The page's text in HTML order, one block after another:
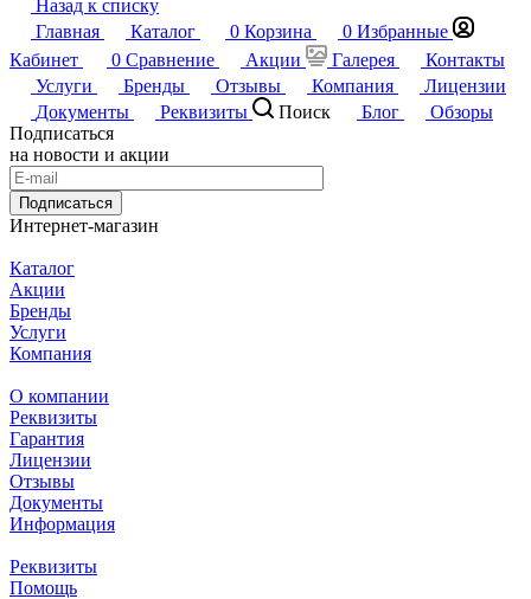
Назад к списку
Главная
Каталог 0 Корзина 0 Избранные
Кабинет
0 Сравнение Акции Галерея
Контакты
Услуги
Бренды Отзывы Компания
Лицензии
Документы
Реквизиты Поиск Блог
Обзоры
Подписаться
на новости и акции
Подписаться
Интернет-магазин
Каталог
Акции
Бренды
Услуги
Компания
О компании
Реквизиты
Гарантия
Лицензии
Отзывы
Документы
Информация
Реквизиты
Помощь